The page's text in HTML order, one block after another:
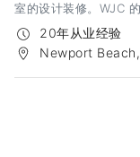
室的设计装修。WJC
能够帮助您更清楚的
20年从业经验
Newport